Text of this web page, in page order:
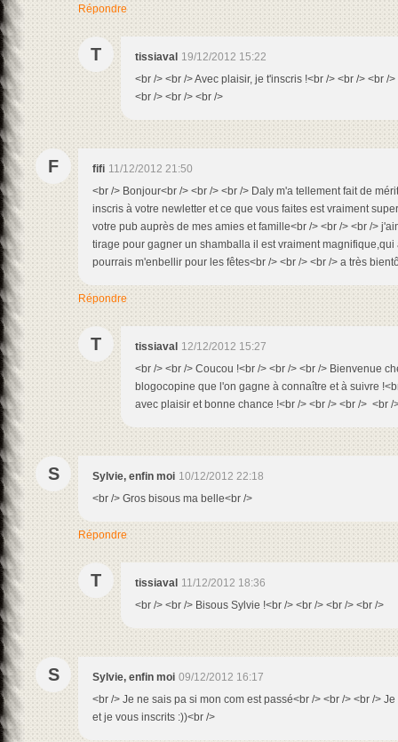
Répondre
T tissiaval 19/12/2012 15:22
<br /> <br /> Avec plaisir, je t'inscris !<br /> <br /> <br /
<br /> <br /> <br />
F fifi 11/12/2012 21:50
<br /> Bonjour<br /> <br /> <br /> Daly m'a tellement fait de
inscris à votre newletter et ce que vous faites est vraiment
votre pub auprès de mes amies et famille<br /> <br /> <br />
tirage pour gagner un shamballa il est vraiment
pourrais m'enbellir pour les fêtes<br /> <br /> <br /> a très
Répondre
T tissiaval 12/12/2012 15:27
<br /> <br /> Coucou !<br /> <br /> <br /> Bienvenue
blogocopine que l'on gagne à connaître et à suivre
avec plaisir et bonne chance !<br /> <br /> <br /> <br /
S Sylvie, enfin moi 10/12/2012 22:18
<br /> Gros bisous ma belle<br />
Répondre
T tissiaval 11/12/2012 18:36
<br /> <br /> Bisous Sylvie !<br /> <br /> <br /> <br />
S Sylvie, enfin moi 09/12/2012 16:17
<br /> Je ne sais pa si mon com est passé<br /> <br /> <br />
et je vous inscrits :))<br />